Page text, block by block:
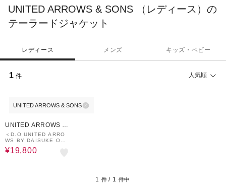
UNITED ARROWS & SONS （レディース）の
テーラードジャケット
レディース メンズ キッズ・ベビー
1 件 人気順
UNITED ARROWS & SONS
UNITED ARROWS O
UTLET
＜D.O UNITED ARRO
WS BY DAISUKE OBA
NA for WOMEN＞+10
D/SL JACKET/テーラー
¥19,800
1 件 / 1 件中